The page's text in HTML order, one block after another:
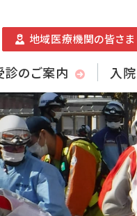
地域医療機関の皆さま
診のご案内 入